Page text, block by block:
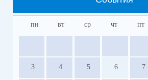
пн вт ср чт пт
3 4 5 6 7